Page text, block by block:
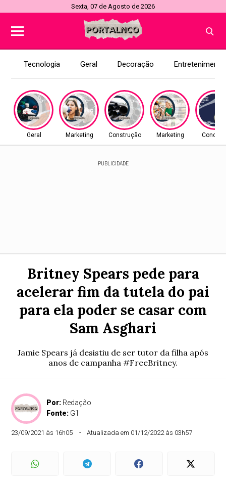
Sexta, 07 de Agosto de 2026
Tecnologia Geral Decoração Entretenimento
Geral Marketing Construção Marketing
PUBLICIDADE
Britney Spears pede para
acelerar fim da tutela do pai
para ela poder se casar com
Sam Asghari
Jamie Spears já desistiu de ser tutor da filha após
anos de campanha #FreeBritney.
Por: Redação
Fonte: G1
23/09/2021 às 16h05 Atualizada em 01/12/2022 às 03h57